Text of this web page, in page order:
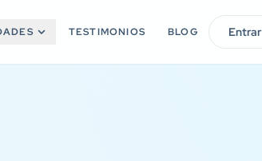
TESTIMONIOS BLOG Entrar